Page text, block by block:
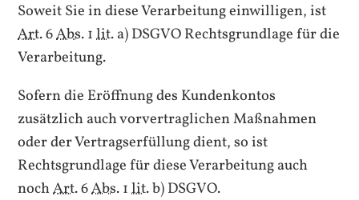
Soweit Sie in diese Verarbeitung einwilligen, ist
Art.6Abs.1lit.a) DSGVO Rechtsgrundlage für die
Verarbeitung.
Sofern die Eröffnung des Kundenkontos
zusätzlich auch vorvertraglichen Maßnahmen
oder der Vertragserfüllung dient, so ist
Rechtsgrundlage für diese Verarbeitung auch
nochArt.6Abs.1lit.b) DSGVO.